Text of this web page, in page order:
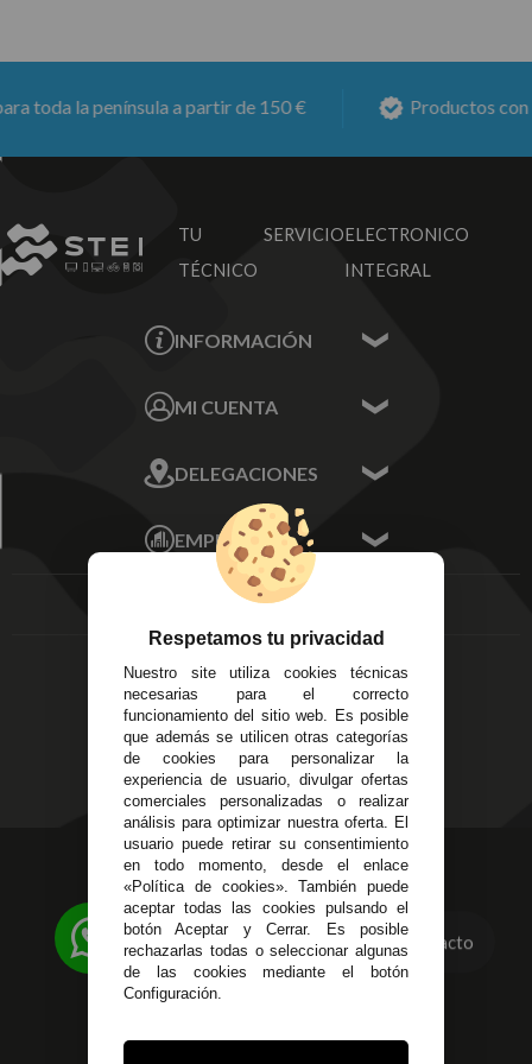
la península a partir de 150 € Productos con6
TU SERVICIO
TÉCNICO
ELECTRONICO
INTEGRAL
INFORMACIÓN
Sobre nosotros
MI CUENTA
Mis Direcciones
Mis Pedidos
Mis favoritos
FAQ's
DELEGACIONES
Écija - Sevilla
Av. Plaza de Toros.
Local 3
Córdoba
14
Alzira - Valencia
C/ Esplugues, 135
EMPRESA
Aviso Legal
Devoluciones
Política de Privacidad
Pago Seguro
Terminos y
Condiciones Generales
Políticas de Cookies
623 23 31 98
Atendemos Whatsapp
955 44 45 43/955 44 45 44
info@steielectronica.com
Avenida Plaza de Toros,
Contacto
Respetamos tu privacidad
Nuestro site utiliza cookies técnicas
necesarias para el correcto
funcionamiento del sitio web. Es posible
que además se utilicen otras categorías
de cookies para personalizar la
experiencia de usuario, divulgar ofertas
comerciales personalizadas o realizar
análisis para optimizar nuestra oferta. El
usuario puede retirar su consentimiento
en todo momento, desde el enlace
«Política de cookies». También puede
aceptar todas las cookies pulsando el
botón Aceptar y Cerrar. Es posible
rechazarlas todas o seleccionar algunas
de las cookies mediante el botón
Configuración.